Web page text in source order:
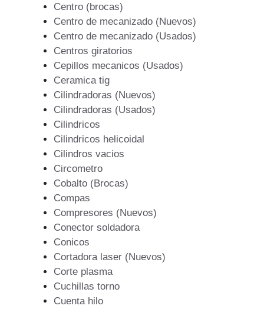
Centro (brocas)
Centro de mecanizado (Nuevos)
Centro de mecanizado (Usados)
Centros giratorios
Cepillos mecanicos (Usados)
Ceramica tig
Cilindradoras (Nuevos)
Cilindradoras (Usados)
Cilindricos
Cilindricos helicoidal
Cilindros vacios
Circometro
Cobalto (Brocas)
Compas
Compresores (Nuevos)
Conector soldadora
Conicos
Cortadora laser (Nuevos)
Corte plasma
Cuchillas torno
Cuenta hilo